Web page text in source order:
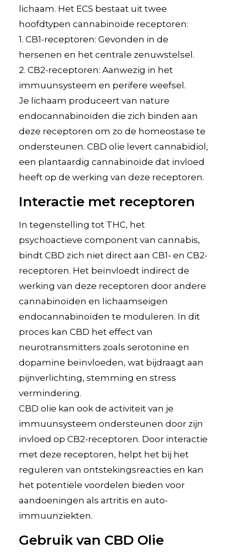
lichaam. Het ECS bestaat uit twee
hoofdtypen cannabinoïde receptoren:
1. CB1-receptoren: Gevonden in de
hersenen en het centrale zenuwstelsel.
2. CB2-receptoren: Aanwezig in het
immuunsysteem en perifere weefsel.
Je lichaam produceert van nature
endocannabinoïden die zich binden aan
deze receptoren om zo de homeostase te
ondersteunen. CBD olie levert cannabidiol,
een plantaardig cannabinoïde dat invloed
heeft op de werking van deze receptoren.
Interactie met receptoren
In tegenstelling tot THC, het
psychoactieve component van cannabis,
bindt CBD zich niet direct aan CB1- en CB2-
receptoren. Het beïnvloedt indirect de
werking van deze receptoren door andere
cannabinoïden en lichaamseigen
endocannabinoïden te moduleren. In dit
proces kan CBD het effect van
neurotransmitters zoals serotonine en
dopamine beïnvloeden, wat bijdraagt aan
pijnverlichting, stemming en stress
vermindering.
CBD olie kan ook de activiteit van je
immuunsysteem ondersteunen door zijn
invloed op CB2-receptoren. Door interactie
met deze receptoren, helpt het bij het
reguleren van ontstekingsreacties en kan
het potentiële voordelen bieden voor
aandoeningen als artritis en auto-
immuunziekten.
Gebruik van CBD Olie